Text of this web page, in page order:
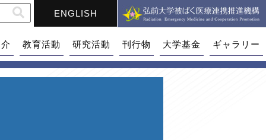
ENGLISH
教育活動 研究活動 刊行物 大学基金 ギャラリー